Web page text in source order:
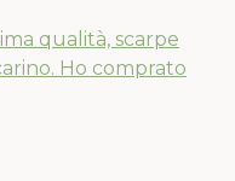
qualità, scarpe
Ho comprato